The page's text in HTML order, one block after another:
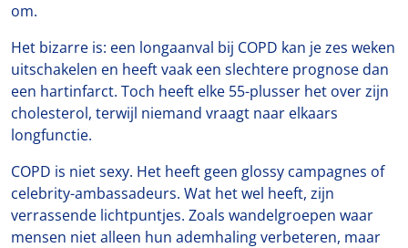
om.
Het bizarre is: een longaanval bij COPD kan je zes weken
uitschakelen en heeft vaak een slechtere prognose dan
een hartinfarct. Toch heeft elke 55-plusser het over zijn
cholesterol, terwijl niemand vraagt naar elkaars
longfunctie.
COPD is niet sexy. Het heeft geen glossy campagnes of
celebrity-ambassadeurs. Wat het wel heeft, zijn
verrassende lichtpuntjes. Zoals wandelgroepen waar
mensen niet alleen hun ademhaling verbeteren, maar